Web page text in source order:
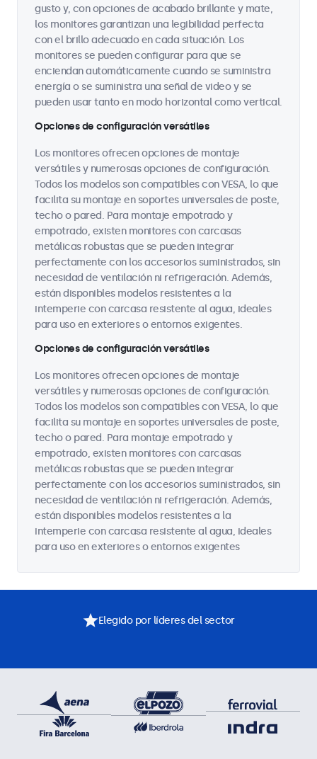
gusto y, con opciones de acabado brillante y mate,
los monitores garantizan una legibilidad perfecta
con el brillo adecuado en cada situación. Los
monitores se pueden configurar para que se
enciendan automáticamente cuando se suministra
energía o se suministra una señal de video y se
pueden usar tanto en modo horizontal como vertical.
Opciones de configuración versátiles
Los monitores ofrecen opciones de montaje
versátiles y numerosas opciones de configuración.
Todos los modelos son compatibles con VESA, lo que
facilita su montaje en soportes universales de poste,
techo o pared. Para montaje empotrado y
empotrado, existen monitores con carcasas
metálicas robustas que se pueden integrar
perfectamente con los accesorios suministrados, sin
necesidad de ventilación ni refrigeración. Además,
están disponibles modelos resistentes a la
intemperie con carcasa resistente al agua, ideales
para uso en exteriores o entornos exigentes.
Opciones de configuración versátiles
Los monitores ofrecen opciones de montaje
versátiles y numerosas opciones de configuración.
Todos los modelos son compatibles con VESA, lo que
facilita su montaje en soportes universales de poste,
techo o pared. Para montaje empotrado y
empotrado, existen monitores con carcasas
metálicas robustas que se pueden integrar
perfectamente con los accesorios suministrados, sin
necesidad de ventilación ni refrigeración. Además,
están disponibles modelos resistentes a la
intemperie con carcasa resistente al agua, ideales
para uso en exteriores o entornos exigentes
Elegido por líderes del sector